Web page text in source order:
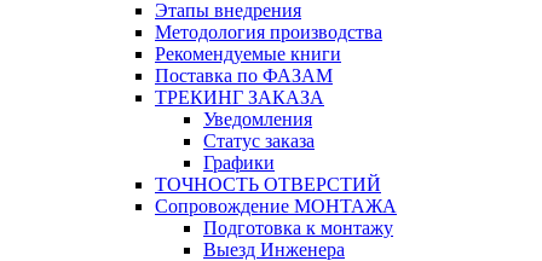
Этапы внедрения
Методология производства
Рекомендуемые книги
Поставка по ФАЗАМ
ТРЕКИНГ ЗАКАЗА
Уведомления
Статус заказа
Графики
ТОЧНОСТЬ ОТВЕРСТИЙ
Сопровождение МОНТАЖА
Подготовка к монтажу
Выезд Инженера